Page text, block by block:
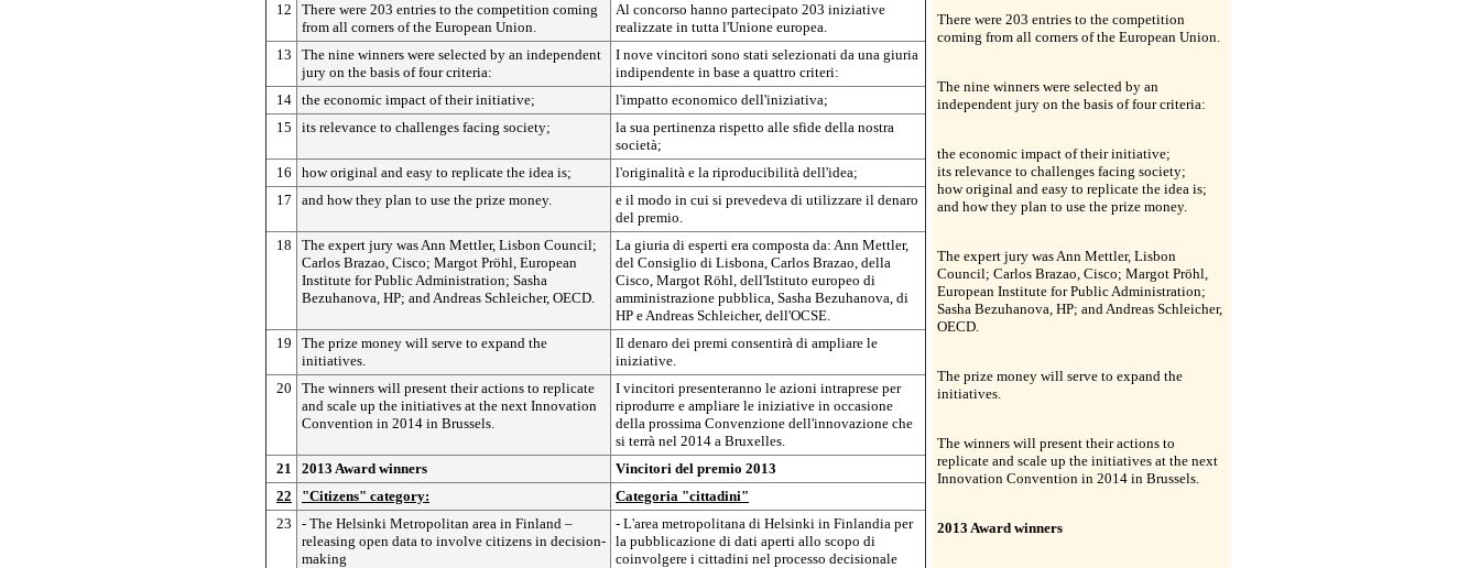
12
There were 203 entries to the competition coming
from all corners of the European Union.
Al concorso hanno partecipato 203 iniziative
realizzate in tutta l'Unione europea.
13
The nine winners were selected by an independent
jury on the basis of four criteria:
I nove vincitori sono stati selezionati da una giuria
indipendente in base a quattro criteri:
14 the economic impact of their initiative;
l'impatto economico dell'iniziativa;
15
its relevance to challenges facing society;
la sua pertinenza rispetto alle sfide della nostra
società;
16
how original and easy to replicate the idea is;
l'originalità e la riproducibilità dell'idea;
17
and how they plan to use the prize money.
e il modo in cui si prevedeva di utilizzare il denaro
del premio.
18
The expert jury was Ann Mettler, Lisbon Council;
Carlos Brazao, Cisco; Margot Pröhl, European
Institute for Public Administration; Sasha
Bezuhanova, HP; and Andreas Schleicher, OECD.
La giuria di esperti era composta da: Ann Mettler,
del Consiglio di Lisbona, Carlos Brazao, della
Cisco, Margot Röhl, dell'Istituto europeo di
amministrazione pubblica, Sasha Bezuhanova, di
HP e Andreas Schleicher, dell'OCSE.
19
The prize money will serve to expand the
initiatives.
Il denaro dei premi consentirà di ampliare le
iniziative.
20
The winners will present their actions to replicate
and scale up the initiatives at the next Innovation
Convention in 2014 in Brussels.
I vincitori presenteranno le azioni intraprese per
riprodurre e ampliare le iniziative in occasione
della prossima Convenzione dell'innovazione che
si terrà nel 2014 a Bruxelles.
21
2013 Award winners
Vincitori del premio 2013
22
"Citizens" category:
Categoria "cittadini"
23
- The Helsinki Metropolitan area in Finland –
releasing open data to involve citizens in decision-
making
- L'area metropolitana di Helsinki in Finlandia per
la pubblicazione di dati aperti allo scopo di
coinvolgere i cittadini nel processo decisionale
There were 203 entries to the competition
coming from all corners of the European Union.
The nine winners were selected by an
independent jury on the basis of four criteria:
the economic impact of their initiative;
its relevance to challenges facing society;
how original and easy to replicate the idea is;
and how they plan to use the prize money.
The expert jury was Ann Mettler, Lisbon
Council; Carlos Brazao, Cisco; Margot Pröhl,
European Institute for Public Administration;
Sasha Bezuhanova, HP; and Andreas Schleicher,
OECD.
The prize money will serve to expand the
initiatives.
The winners will present their actions to
replicate and scale up the initiatives at the next
Innovation Convention in 2014 in Brussels.
2013 Award winners